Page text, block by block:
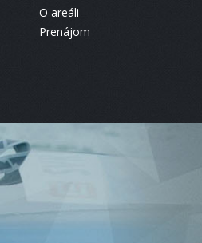
O areáli
Prenájom